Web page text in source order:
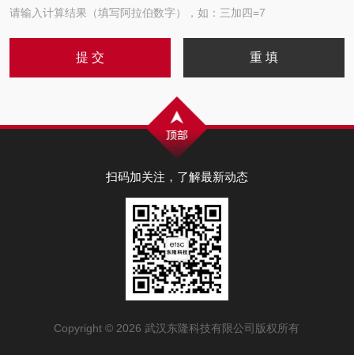
请输入计算结果（填写阿拉伯数字），如：三加四=7
扫码加关注，了解最新动态
Copyright © 2026 武汉东隆科技有限公司版权所有